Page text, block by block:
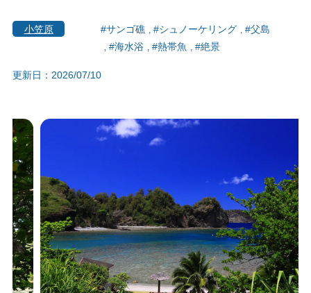
小笠原 #サンゴ礁 #シュノーケリング
#父島
#海水浴
#熱帯魚 #絶景
更新日：2026/07/10